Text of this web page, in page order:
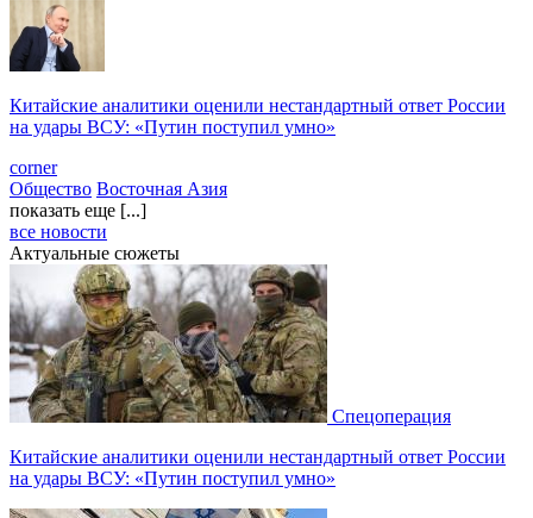
Китайские аналитики оценили нестандартный ответ России
на удары ВСУ: «Путин поступил умно»
corner
Общество Восточная Азия
показать еще [...]
все новости
Актуальные сюжеты
Спецоперация
Китайские аналитики оценили нестандартный ответ России
на удары ВСУ: «Путин поступил умно»